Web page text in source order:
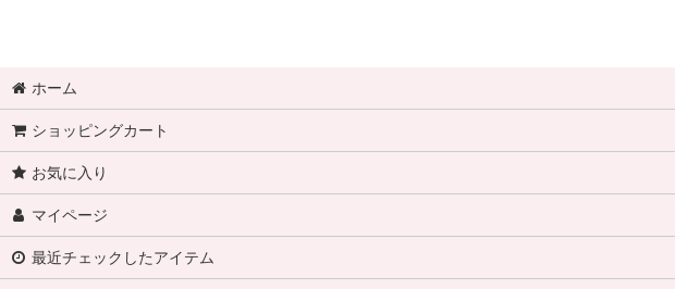
ホーム
ショッピングカート
お気に入り
マイページ
最近チェックしたアイテム